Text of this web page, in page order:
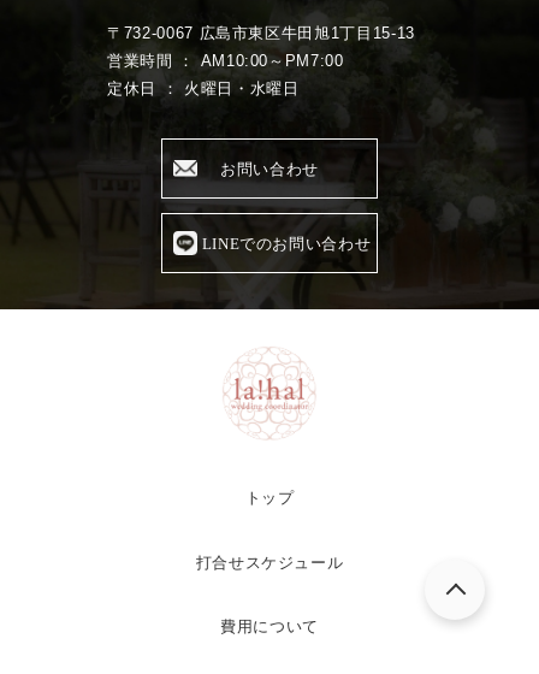
〒732-0067 広島市東区牛田旭1丁目15-13
営業時間 ： AM10:00～PM7:00
定休日 ： 火曜日・水曜日
お問い合わせ
LINEでのお問い合わせ
トップ
打合せスケジュール
費用について